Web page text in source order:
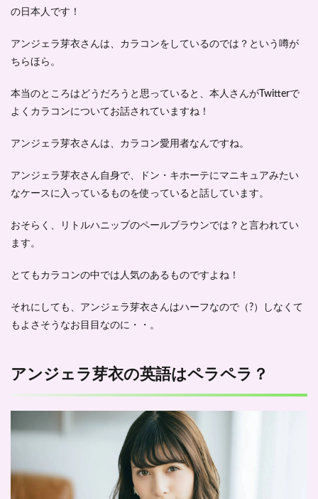
衣の
はペ
ラ？
3
ジェ
衣は
トに
成功
過去
があ
る！
ダイ
トは
パー
ナー
ジェ
出身
の日本人 です！
アンジェラ芽衣さんは、 カラコンをしているのでは？という噂が
ちらほら。
本当のところはどうだろうと思っていると、本人さんがTwitterで
よくカラコンについてお話されていますね！
アンジェラ芽衣さんは、 カラコン愛用者なんですね。
アンジェラ芽衣さん自身で、
ドン・キホーテにマニキュアみたい
なケースに入っているものを使っている と話しています。
おそらく、 リトルハニップのペールブラウンでは？ と言われてい
ます。
とてもカラコンの中では人気のあるものですよね！
それにしても、アンジェラ芽衣さんはハーフなので（?）しなくて
もよさそうなお目目なのに・・。
アンジェラ芽衣の英語はペラペラ？